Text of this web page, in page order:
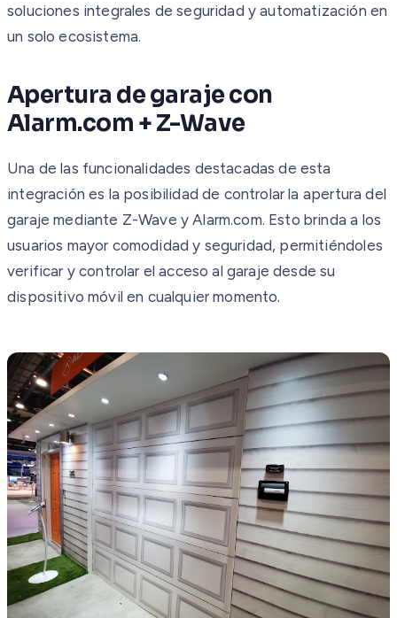
soluciones integrales de seguridad y automatización en
un solo ecosistema.
Apertura de garaje con
Alarm.com + Z-Wave
Una de las funcionalidades destacadas de esta
integración es la posibilidad de controlar la apertura del
garaje mediante Z-Wave y Alarm.com. Esto brinda a los
usuarios mayor comodidad y seguridad, permitiéndoles
verificar y controlar el acceso al garaje desde su
dispositivo móvil en cualquier momento.